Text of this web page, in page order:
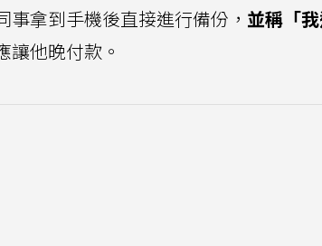
事拿到手機後直接進行備份， 並稱「
讓他晚付款。